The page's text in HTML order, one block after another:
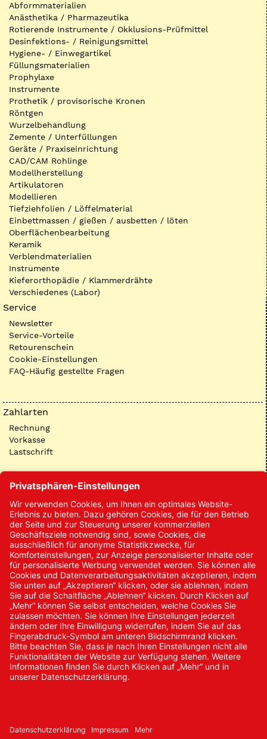
Abformmaterialien
Anästhetika / Pharmazeutika
Rotierende Instrumente / Okklusions-Prüfmittel
Desinfektions- / Reinigungsmittel
Hygiene- / Einwegartikel
Füllungsmaterialien
Prophylaxe
Instrumente
Prothetik / provisorische Kronen
Röntgen
Wurzelbehandlung
Zemente / Unterfüllungen
Geräte / Praxiseinrichtung
CAD/CAM Rohlinge
Modellherstellung
Artikulatoren
Modellieren
Tiefziehfolien / Löffelmaterial
Einbettmassen / gießen / ausbetten / löten
Oberflächenbearbeitung
Keramik
Verblendmaterialien
Instrumente
Kieferorthopädie / Klammerdrähte
Verschiedenes (Labor)
Service
Newsletter
Service-Vorteile
Retourenschein
Cookie-Einstellungen
FAQ-Häufig gestellte Fragen
Zahlarten
Rechnung
Vorkasse
Lastschrift
Kontakt
Kontakt/Anfrage
Neukundenanmeldung
Kennwort vergessen
Bestellungen
Sendung verfolgen
© 2024 Promed Vertriebsgesellschaft mbH | Alle Rechte